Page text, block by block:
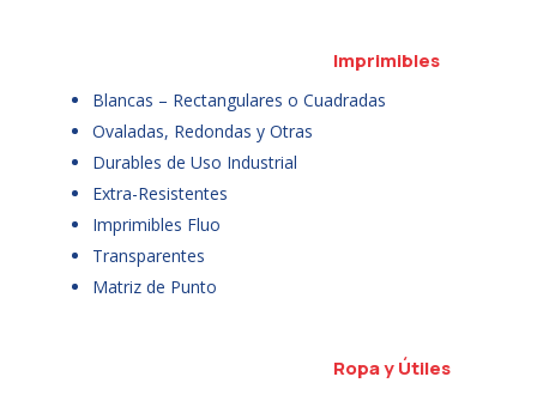
Imprimibles
Blancas – Rectangulares o Cuadradas
Ovaladas, Redondas y Otras
Durables de Uso Industrial
Extra-Resistentes
Imprimibles Fluo
Transparentes
Matriz de Punto
Ropa y Útiles